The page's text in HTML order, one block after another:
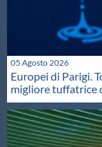
05 Agosto 2026
Europei di Parigi.
migliore tuffatrice